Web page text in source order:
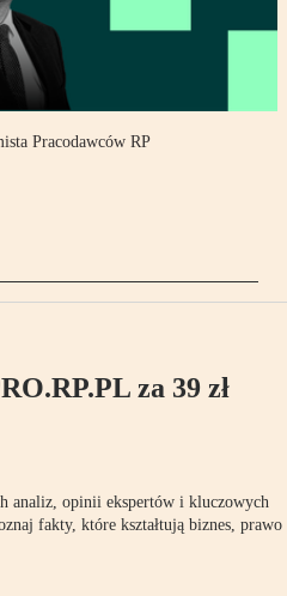
Pracodawców RP
za 39 zł
analiz, opinii ekspertów i kluczowych
fakty, które kształtują biznes, prawo